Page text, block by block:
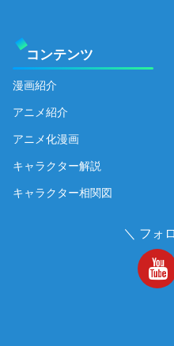
コンテンツ
漫画紹介
アニメ紹介
アニメ化漫画
キャラクター解説
キャラクター相関図
＼ フォ